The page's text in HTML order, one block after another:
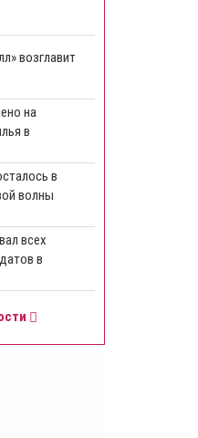
возглавит
на
в
в
волны
всех
в